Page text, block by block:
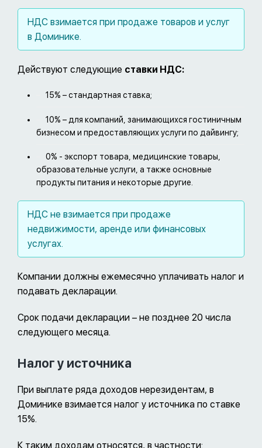
НДС взимается при продаже товаров и услуг
в Доминике.
Действуют следующие ставки НДС:
15% – стандартная ставка;
10% – для компаний, занимающихся гостиничным
бизнесом и предоставляющих услуги по дайвингу;
0% - экспорт товара, медицинские товары,
образовательные услуги, а также основные
продукты питания и некоторые другие.
НДС не взимается при продаже
недвижимости, аренде или финансовых
услугах.
Компании должны ежемесячно уплачивать налог и
подавать декларации.
Срок подачи декларации – не позднее 20 числа
следующего месяца.
Налог у источника
При выплате ряда доходов нерезидентам, в
Доминике взимается налог у источника по ставке
15%.
К таким доходам относятся, в частности: